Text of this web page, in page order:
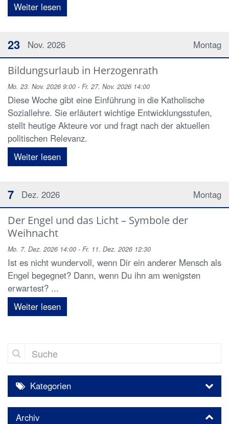
Weiter lesen
Montag
23 Nov. 2026
Bildungsurlaub in Herzogenrath
Mo. 23. Nov. 2026 9:00 - Fr. 27. Nov. 2026 14:00
Diese Woche gibt eine Einführung in die Katholische
Soziallehre. Sie erläutert wichtige Entwicklungsstufen,
stellt heutige Akteure vor und fragt nach der aktuellen
politischen Relevanz.
Weiter lesen
Montag
7 Dez. 2026
Der Engel und das Licht – Symbole der
Weihnacht
Mo. 7. Dez. 2026 14:00 - Fr. 11. Dez. 2026 12:30
Ist es nicht wundervoll, wenn Dir ein anderer Mensch als
Engel begegnet? Dann, wenn Du ihn am wenigsten
erwartest? ...
Weiter lesen
Suche
Kategorien
Archiv